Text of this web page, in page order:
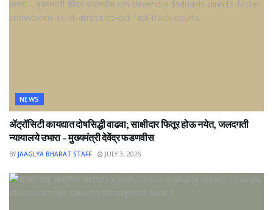
NEWS
ॲट्रॉसिटी कायद्यात दोषसिद्धी वाढवा; साक्षीदार फितूर होऊ नयेत, जलदगती
न्यायालये उभारा – मुख्यमंत्री देवेंद्र फडणवीस
BY JAAGLYA BHARAT STAFF JULY 3, 2026